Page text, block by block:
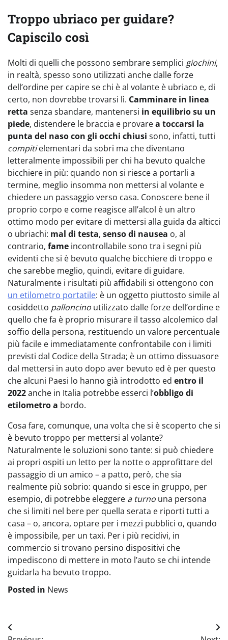
Troppo ubriaco per guidare?
Capiscilo così
Molti di quelli che possono sembrare semplici giochini,
in realtà, spesso sono utilizzati anche dalle forze
dell’ordine per capire se chi è al volante è ubriaco e, di
certo, non dovrebbe trovarsi lì. Camminare in linea
retta senza sbandare, mantenersi in equilibrio su un
piede, distendere le braccia e provarea toccarsi la
punta del naso con gli occhi chiusi sono, infatti, tutti
compitielementari da sobri ma che diventano
letteralmente impossibili per chi ha bevuto qualche
bicchiere in più: quando non si riesce a portarli a
termine, meglio insomma non mettersi al volante e
chiedere un passaggio verso casa. Conoscere bene il
proprio corpo e come reagisce all’alcol è un altro
ottimo modo per evitare di mettersi alla guida da alticci
o ubriachi: mal di testa, senso di nausea o, al
contrario, fame incontrollabile sono tra i segni più
evidenti che si è bevuto qualche bicchiere di troppo e
che sarebbe meglio, quindi, evitare di guidare.
Naturalmente i risultati più affidabili si ottengono con
un etilometro portatile: è un oggetto piuttosto simile al
cosiddetto palloncino utilizzato dalle forze dell’ordine e
quello che fa è proprio misurare il tasso alcolemico dal
soffio della persona, restituendo un valore percentuale
più facile e immediatamente confrontabile con i limiti
previsti dal Codice della Strada; è un ottimo dissuasore
dal mettersi in auto dopo aver bevuto ed è per questo
che alcuni Paesi lo hanno già introdotto ed entro il
2022anche in Italia potrebbe esserci l’obbligo di
etilometro a bordo.
Cosa fare, comunque, una volta che si è scoperto che si
è bevuto troppo per mettersi al volante?
Naturalmente le soluzioni sono tante: si può chiedere
ai propri ospiti un letto per la notte o approfittare del
passaggio di un amico – a patto, però, che sia
realmente più sobrio: quando si esce in gruppo, per
esempio, di potrebbe eleggere a turno una persona
che si limiti nel bere per quella serata e riporti tutti a
casa – o, ancora, optare per i mezzi pubblici o, quando
è impossibile, per un taxi. Per i più recidivi, in
commercio si trovano persino dispositivi che
impediscono di mettere in moto l’auto se chi intende
guidarla ha bevuto troppo.
Posted in News
Navigazione